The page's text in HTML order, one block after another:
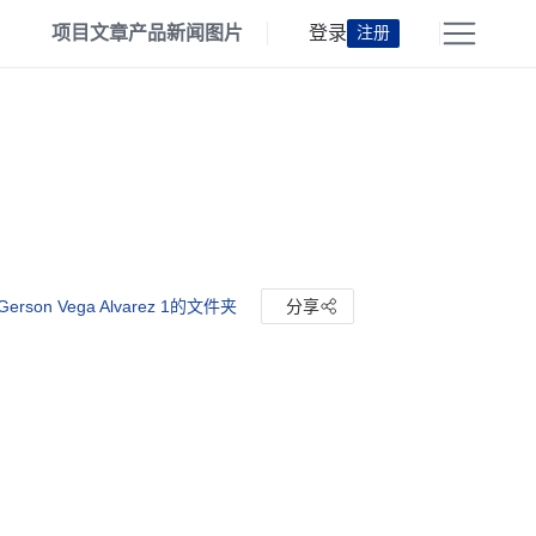
项目文章产品新闻 图片 登录 注册
Vega Alvarez 1的文件夹 分享